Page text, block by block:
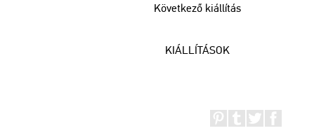
Következő kiállítás
KIÁLLÍTÁSOK